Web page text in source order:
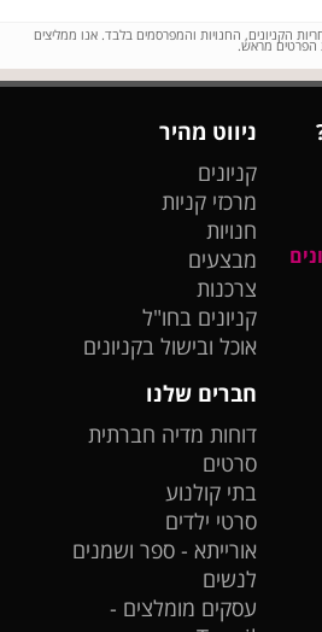
הקניונים, החנויות והמפרסמים בלבד. אנו ממליצים
הפרטים מראש.
ניווט מהיר
קניונים
מרכזי קניות
חנויות
מבצעים
צרכנות
קניונים בחו"ל
אוכל ובישול בקניונים
חברים שלנו
דוחות מדיה חברתית
סרטים
בתי קולנוע
סרטי ילדים
אורייתא - ספר ושמנים
לנשים
עסקים מומלצים -